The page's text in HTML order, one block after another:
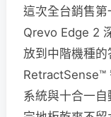
這次全台銷售
Qrevo Edge 2
放到中階機種的
RetractSense™
系統與十合一